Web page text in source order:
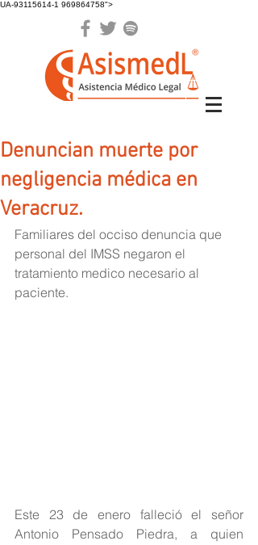
UA-93115614-1 969864758">
Denuncian muerte por
negligencia médica en
Veracruz.
Familiares del occiso denuncia que
personal del IMSS negaron el
tratamiento medico necesario al
paciente.
Este 23 de enero falleció el señor
Antonio Pensado Piedra, a quien